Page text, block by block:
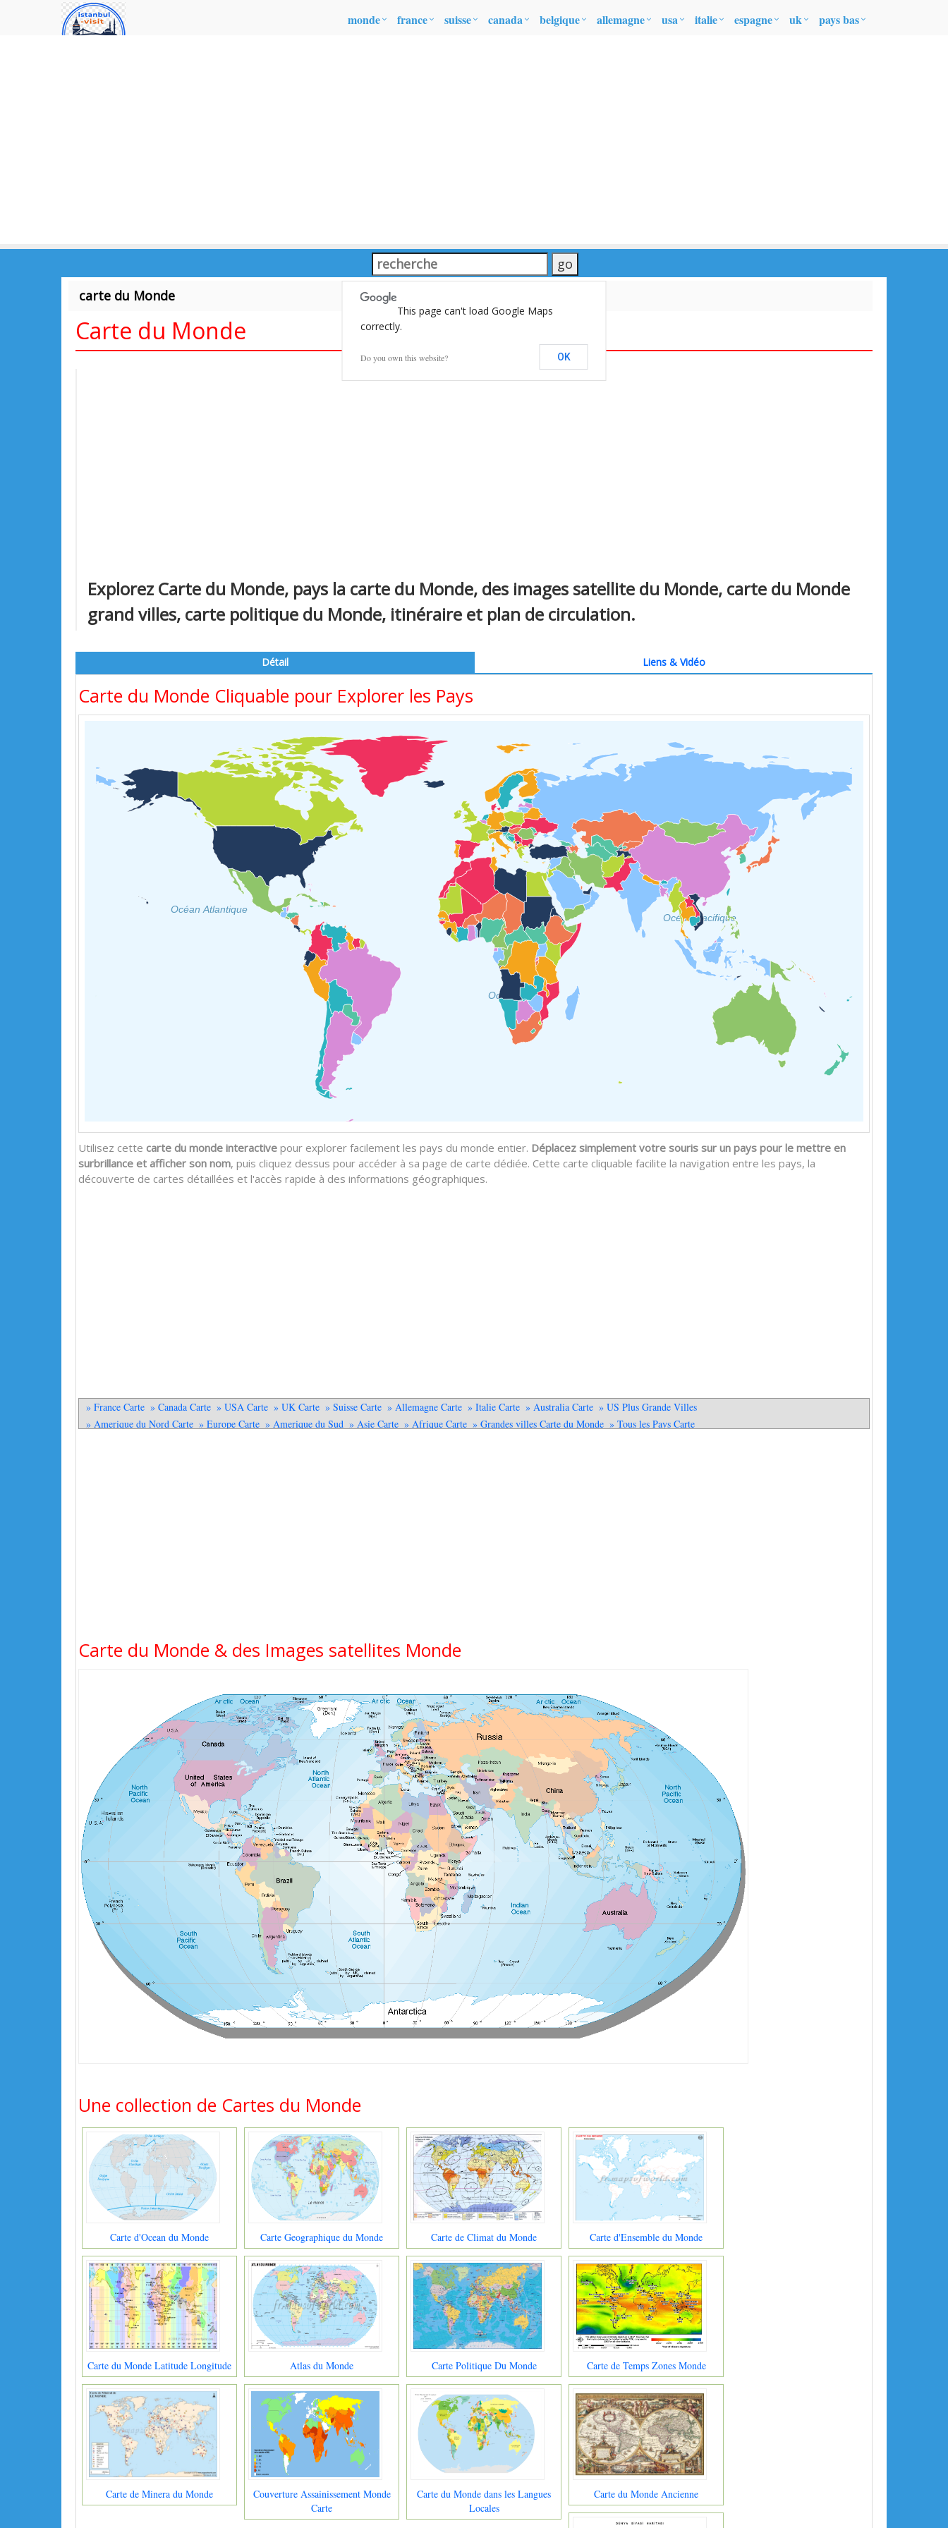
monde france suisse canada belgique allemagne usa italie espagne uk pays bas
carte du Monde
Carte du Monde
Explorez Carte du Monde, pays la carte du Monde, des images satellite du Monde, carte du Monde
grand villes, carte politique du Monde, itinéraire et plan de circulation.
Détail Liens & Vidéo
Carte du Monde Cliquable pour Explorer les Pays
Océan Atlantique
Océan Pacifique
Océan Indien
Utilisez cette carte du monde interactive pour explorer facilement les pays du monde entier. Déplacez simplement votre souris sur un pays pour le mettre en
surbrillance et afficher son nom, puis cliquez dessus pour accéder à sa page de carte dédiée. Cette carte cliquable facilite la navigation entre les pays, la
découverte de cartes détaillées et l'accès rapide à des informations géographiques.
» France Carte » Canada Carte » USA Carte » UK Carte » Suisse Carte » Allemagne Carte » Italie Carte » Australia Carte » US Plus Grande Villes
» Amerique du Nord Carte » Europe Carte » Amerique du Sud » Asie Carte » Afrique Carte » Grandes villes Carte du Monde » Tous les Pays Carte
Carte du Monde & des Images satellites Monde
Une collection de Cartes du Monde
Carte d'Ocean du Monde Carte Geographique du Monde Carte de Climat du Monde Carte d'Ensemble du Monde
Carte du Monde Latitude Longitude Atlas du Monde Carte Politique Du Monde Carte de Temps Zones Monde
Carte de Minera du Monde
Couverture Assainissement Monde
Carte
Carte du Monde dans les Langues
Locales
Carte du Monde Ancienne
This page can't load Google Maps
correctly.
Do you own this website? OK